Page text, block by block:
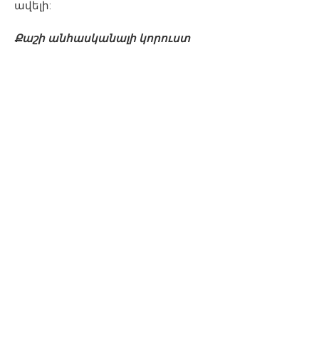
ավելի:
Քաշի անհասկանալի կորուստ